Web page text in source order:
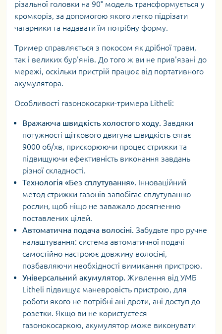
різальної головки на 90° модель трансформується у
кромкоріз, за допомогою якого легко підрізати
чагарники та надавати їм потрібну форму.
Тример справляється з покосом як дрібної трави,
так і великих бур'янів. До того ж ви не прив'язані до
мережі, оскільки пристрій працює від портативного
акумулятора.
Особливості газонокосарки-тримера Litheli:
Вражаюча швидкість холостого ходу. Завдяки
потужності щіткового двигуна швидкість сягає
9000 об/хв, прискорюючи процес стрижки та
підвищуючи ефективність виконання завдань
різної складності.
Технологія «Без сплутування». Інноваційний
метод стрижки газонів запобігає сплутуванню
рослин, щоб ніщо не заважало досягненню
поставлених цілей.
Автоматична подача волосіні. Забудьте про ручне
налаштування: система автоматичної подачі
самостійно настроює довжину волосіні,
позбавляючи необхідності вимикання пристрою.
Універсальний акумулятор. Живлення від УМБ
Litheli підвищує маневровість пристрою, для
роботи якого не потрібні ані дроти, ані доступ до
розетки. Якщо ви не користуєтеся
газонокосаркою, акумулятор може виконувати